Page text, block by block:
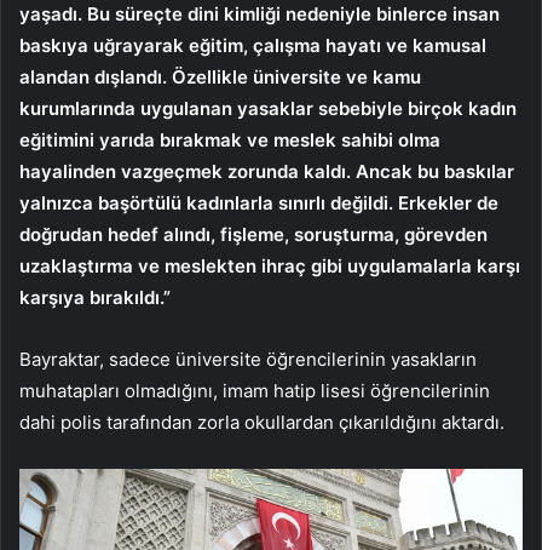
yaşadı. Bu süreçte dini kimliği nedeniyle binlerce insan
baskıya uğrayarak eğitim, çalışma hayatı ve kamusal
alandan dışlandı. Özellikle üniversite ve kamu
kurumlarında uygulanan yasaklar sebebiyle birçok kadın
eğitimini yarıda bırakmak ve meslek sahibi olma
hayalinden vazgeçmek zorunda kaldı. Ancak bu baskılar
yalnızca başörtülü kadınlarla sınırlı değildi. Erkekler de
doğrudan hedef alındı, fişleme, soruşturma, görevden
uzaklaştırma ve meslekten ihraç gibi uygulamalarla karşı
karşıya bırakıldı.”
Bayraktar, sadece üniversite öğrencilerinin yasakların
muhatapları olmadığını, imam hatip lisesi öğrencilerinin
dahi polis tarafından zorla okullardan çıkarıldığını aktardı.